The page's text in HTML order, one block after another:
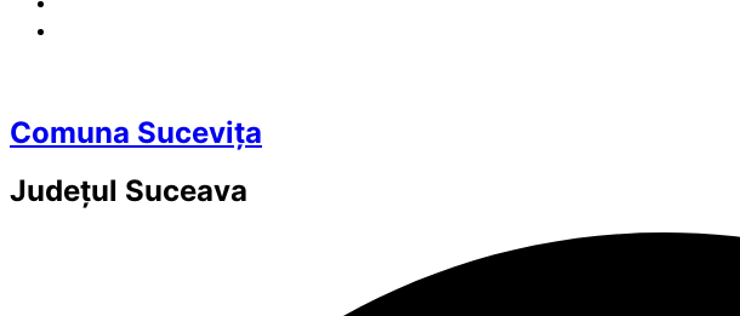
Comuna Sucevița
Județul Suceava